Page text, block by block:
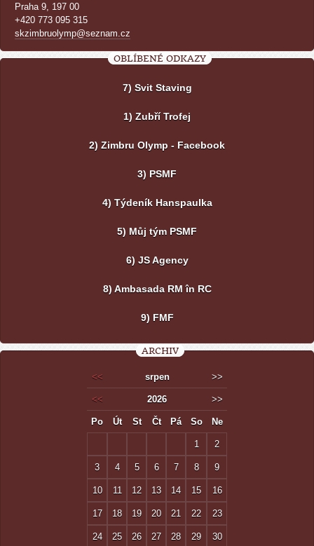
Praha 9, 197 00
+420 773 095 315
skzimbruolymp@seznam.cz
OBLÍBENÉ ODKAZY
7) Svit Staving
1) Zubří Trofej
2) Zimbru Olymp - Facebook
3) PSMF
4) Týdeník Hanspaulka
5) Můj tým PSMF
6) JS Agency
8) Ambasada RM în RC
9) FMF
ARCHIV
<< srpen >>
<< 2026 >>
Po Út St Čt Pá So Ne
1 2
3 4 5 6 7 8 9
10 11 12 13 14 15 16
17 18 19 20 21 22 23
24 25 26 27 28 29 30